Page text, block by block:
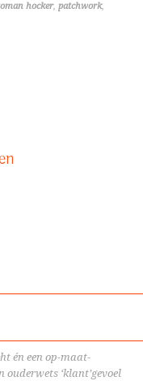
hocker, patchwork,
én een op-maat-
‘klant’gevoel